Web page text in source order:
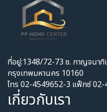
ที่อยู่:1348/72-73 ซ. กาญจนาภิ
กรุงเทพมหานคร 10160
โทร 02-4549652-3 แฟ็กซ์
เกี่ยวกับเรา